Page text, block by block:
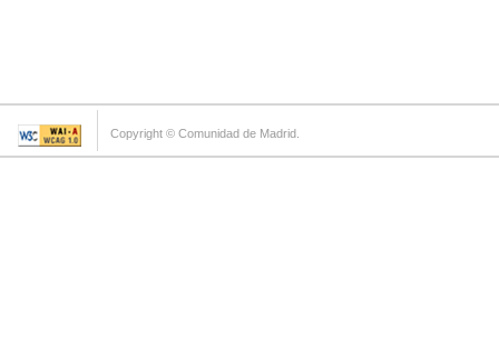
Copyright © Comunidad de Madrid.